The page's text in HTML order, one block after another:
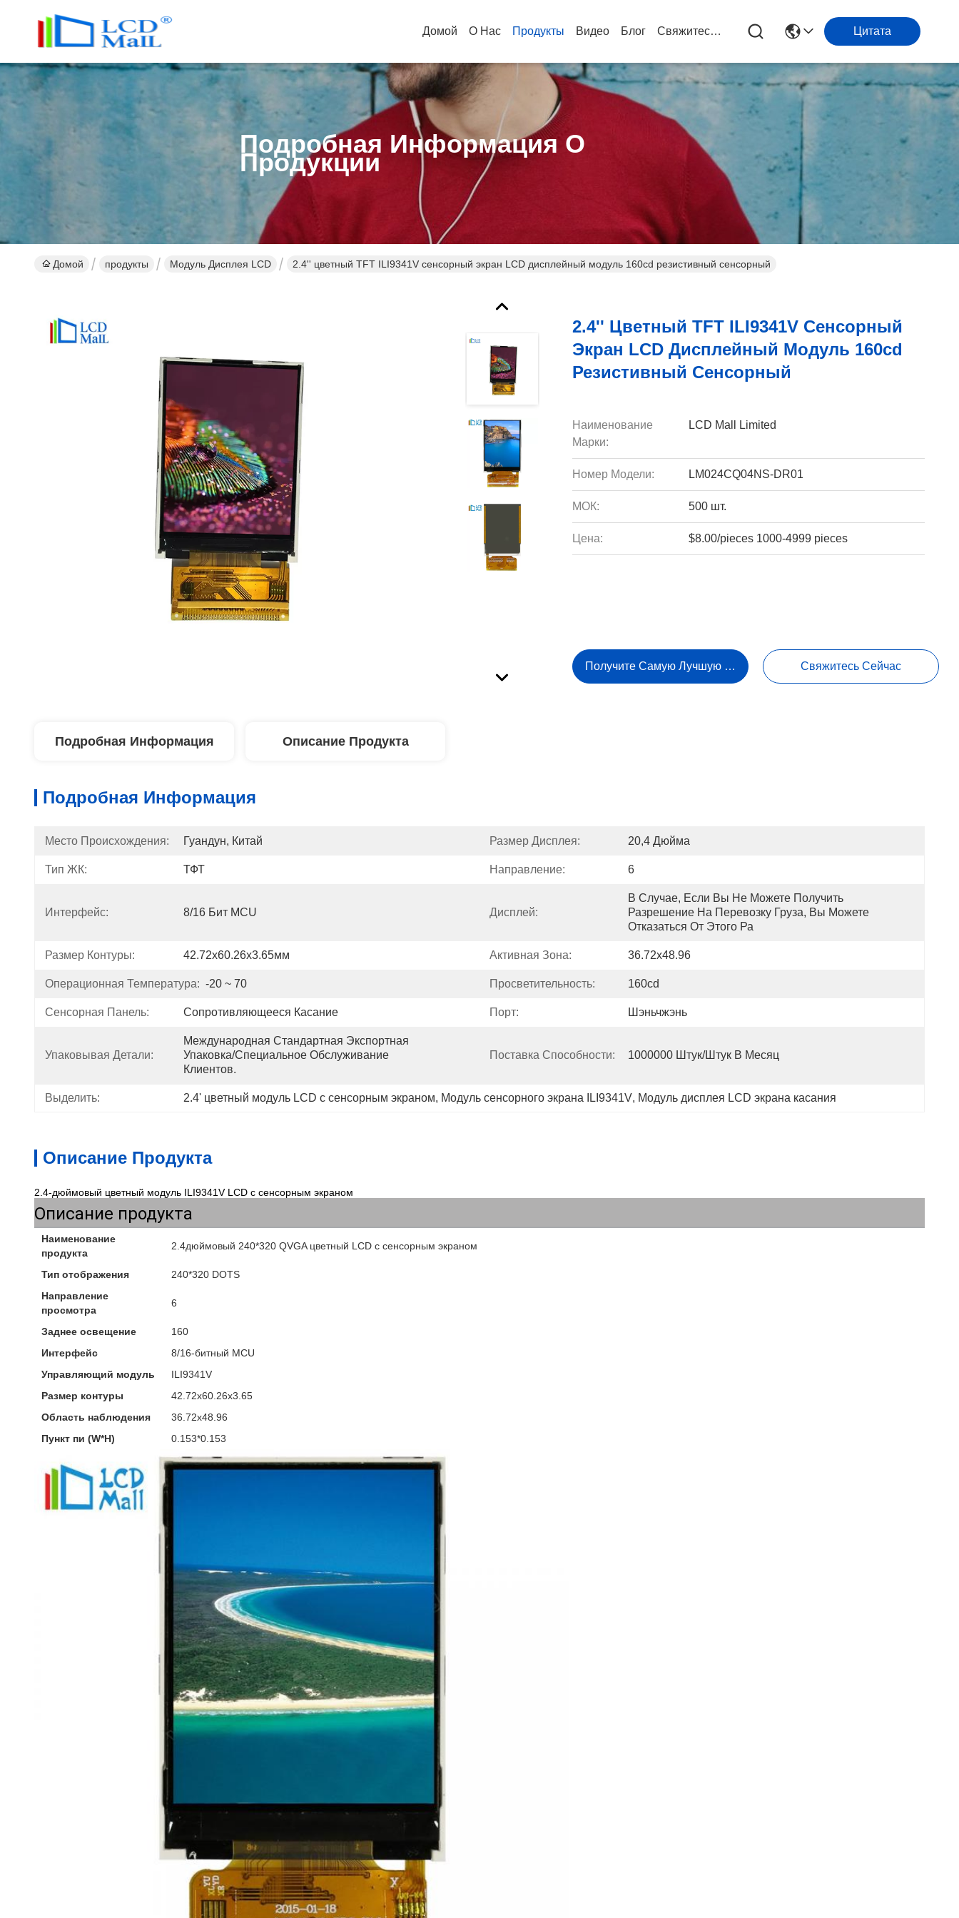
Домой О Нас Продукты Видео Блог Свяжитесь С Нами Цитата
Подробная Информация О
Продукции
Домой продукты Модуль Дисплея LCD 2.4'' цветный TFT ILI9341V сенсорный экран LCD дисплейный модуль 160cd резистивный сенсорный
2.4'' Цветный TFT ILI9341V Сенсорный
Экран LCD Дисплейный Модуль 160cd
Резистивный Сенсорный
Наименование
Марки:
LCD Mall Limited
Номер Модели: LM024CQ04NS-DR01
МОК: 500 шт.
Цена: $8.00/pieces 1000-4999 pieces
Получите Самую Лучшую Цену Свяжитесь Сейчас
Подробная Информация Описание Продукта
Подробная Информация
Место Происхождения: Гуандун, Китай Размер Дисплея: 20,4 Дюйма
Тип ЖК: ТФТ Направление: 6
Интерфейс: 8/16 Бит MCU Дисплей:
В Случае, Если Вы Не Можете Получить
Разрешение На Перевозку Груза, Вы Можете
Отказаться От Этого Ра
Размер Контуры: 42.72х60.26х3.65мм Активная Зона: 36.72x48.96
Операционная Температура: -20 ~ 70 Просветительность: 160cd
Сенсорная Панель: Сопротивляющееся Касание Порт: Шэньчжэнь
Упаковывая Детали:
Международная Стандартная Экспортная
Упаковка/специальное Обслуживание
Клиентов.
Поставка Способности: 1000000 Штук/штук В Месяц
Выделить: 2.4' цветный модуль LCD с сенсорным экраном, Модуль сенсорного экрана ILI9341V, Модуль дисплея LCD экрана касания
Описание Продукта
2.4-дюймовый цветный модуль ILI9341V LCD с сенсорным экраном
Описание продукта
Наименование
продукта
2.4дюймовый 240*320 QVGA цветный LCD с сенсорным экраном
Тип отображения
240*320 DOTS
Направление
просмотра
6
Заднее освещение
160
Интерфейс
8/16-битный MCU
Управляющий модуль
ILI9341V
Размер контуры
42.72х60.26х3.65
Область наблюдения
36.72х48.96
Пункт пи (W*H)
0.153*0.153